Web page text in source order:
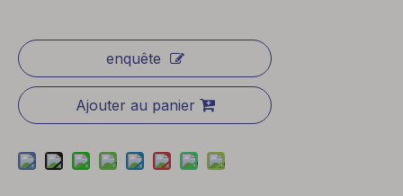
enquête
Ajouter au panier